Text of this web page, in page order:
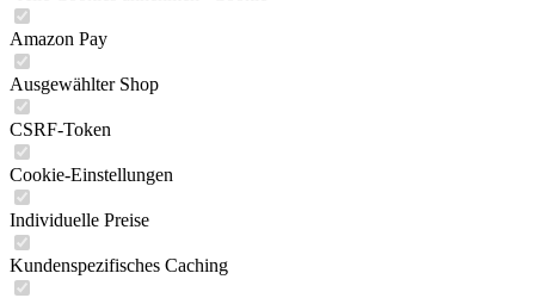
Amazon Pay
Ausgewählter Shop
CSRF-Token
Cookie-Einstellungen
Individuelle Preise
Kundenspezifisches Caching